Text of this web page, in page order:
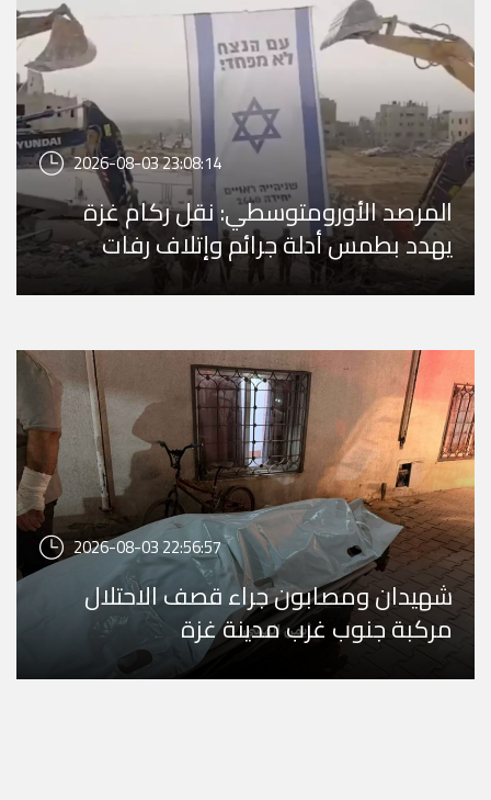
2026-08-03 23:08:14
المرصد الأورومتوسطي: نقل ركام غزة
يهدد بطمس أدلة جرائم وإتلاف رفات
المفقودين
2026-08-03 22:56:57
شهيدان ومصابون جراء قصف الاحتلال
مركبة جنوب غرب مدينة غزة